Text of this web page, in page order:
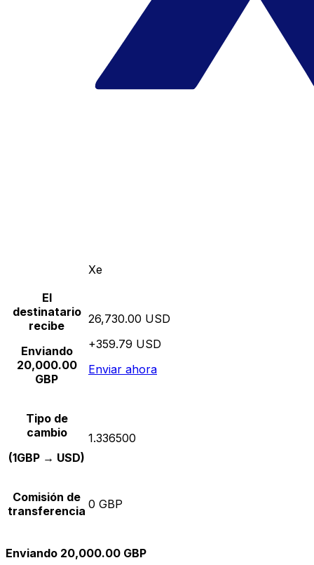
Xe
El
destinatario
recibe
Enviando
20,000.00
GBP
26,730.00 USD
+359.79 USD
Enviar ahora
Tipo de
cambio
(1GBP → USD)
1.336500
Comisión de
transferencia 0 GBP
Enviando 20,000.00 GBP